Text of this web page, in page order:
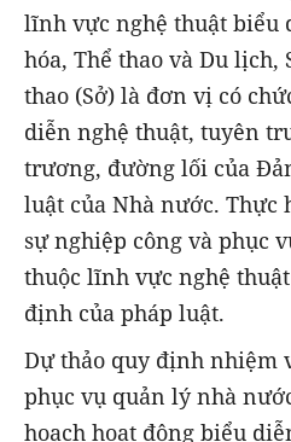
lĩnh vực nghệ thuật biểu
hóa, Thể thao và Du lịch,
thao (Sở) là đơn vị có
diễn nghệ thuật, tuyên
trương, đường lối của
luật của Nhà nước. Thực
sự nghiệp công và phục
thuộc lĩnh vực nghệ
định của pháp luật.
Dự thảo quy định nhiệm
phục vụ quản lý nhà
hoạch hoạt động biểu